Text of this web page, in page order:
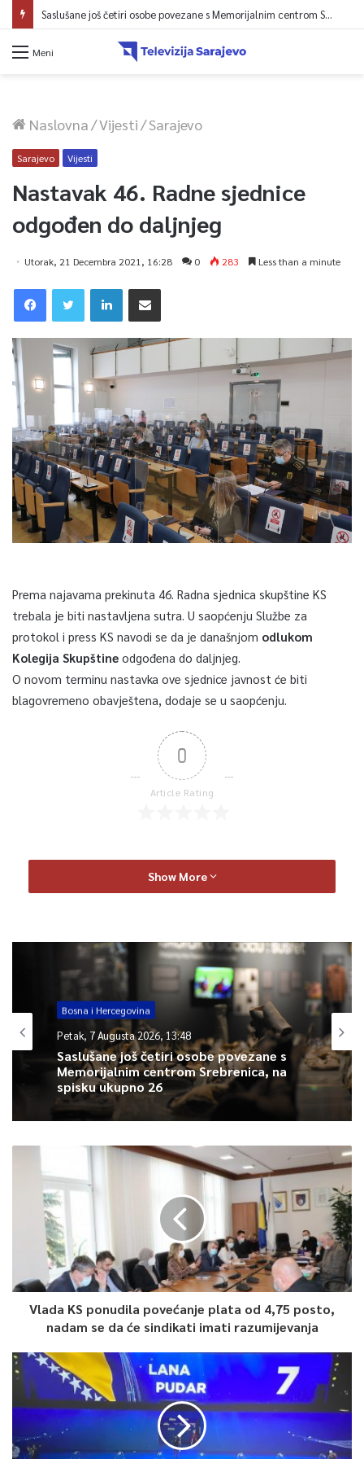
Saslušane još četiri osobe povezane s Memorijalnim centrom Srebrenica, na spisku ukupno 26
Meni
Naslovna/Vijesti/Sarajevo
Sarajevo Vijesti
Nastavak 46. Radne sjednice
odgođen do daljnjeg
Utorak, 21 Decembra 2021, 16:28 0 283 Less than a minute
Prema najavama prekinuta 46. Radna sjednica skupštine KS
trebala je biti nastavljena sutra. U saopćenju Službe za
protokol i press KS navodi se da je današnjom odlukom
Kolegija Skupštine odgođena do daljnjeg.
O novom terminu nastavka ove sjednice javnost će biti
blagovremeno obavještena, dodaje se u saopćenju.
0
Article Rating
Show More
Bosna i Hercegovina
Petak, 7 Augusta 2026, 13:48
Saslušane još četiri osobe povezane s
Memorijalnim centrom Srebrenica, na
spisku ukupno 26
Vlada KS ponudila povećanje plata od 4,75 posto,
nadam se da će sindikati imati razumijevanja